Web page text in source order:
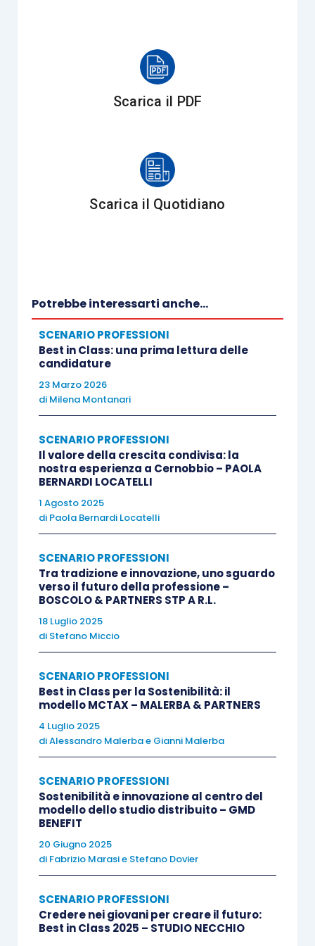
tutti gli strumenti che rendono possibile la
stabilità dell’azienda e, possibilmente, la sua
Uno dei temi centrali dell’evento sarà l’innovazione
tecnologica. La digitalizzazione e l’intelligenza
artificiale stanno ridefinendo i modelli di lavoro
Sin dall’inizio, ANC ha seguito attentamente i
processi di informatizzazione e digitalizzazione in
Italia messi in atto dall’amministrazione
finanziaria, e ha cercato di accompagnare i
colleghi in un percorso di competenza e
Paese e la sua economia. Una tappa
fondamentale è stata quella dell’introduzione
della fatturazione elettronica, una vera e propria
rivoluzione, sicuramente positiva, ma forse anche
un po’ troppo “calata dall’alto”, che a suo tempo
nodi normativi e tecnici da sciogliere. Un
processo indispensabile, ma non debitamente
“governato” dalla nostra Categoria che, in un
certo senso, l’ha subito. Nei primi anni di
attività informativa, di formare i colleghi ed ha
anche avviato una piattaforma di fatturazione a
loro dedicata. Così come, fin dagli albori, ne ha
evidenziato i punti deboli e le criticità, dando un
Ora la sfida dell’IA ci pone nuovamente di fronte
all’esigenza di saperricondurre l’innovazione
entro un perimetro che renda questo strumento
una vera opportunità
del settore e con rappresentanti politici, al fine di
individuarne i limiti tecnici e normativi, così da
Scarica il PDF
Scarica il Quotidiano
Potrebbe interessarti anche...
SCENARIO PROFESSIONI
Best in Class: una prima lettura delle
candidature
23 Marzo 2026
di Milena Montanari
SCENARIO PROFESSIONI
Il valore della crescita condivisa: la
nostra esperienza a Cernobbio – PAOLA
BERNARDI LOCATELLI
1 Agosto 2025
di Paola Bernardi Locatelli
SCENARIO PROFESSIONI
Tra tradizione e innovazione, uno sguardo
verso il futuro della professione –
BOSCOLO & PARTNERS STP A R.L.
18 Luglio 2025
di Stefano Miccio
SCENARIO PROFESSIONI
Best in Class per la Sostenibilità: il
modello MCTAX – MALERBA & PARTNERS
4 Luglio 2025
diAlessandro Malerbae Gianni Malerba
SCENARIO PROFESSIONI
Sostenibilità e innovazione al centro del
modello dello studio distribuito – GMD
BENEFIT
20 Giugno 2025
di Fabrizio Marasie Stefano Dovier
SCENARIO PROFESSIONI
Credere nei giovani per creare il futuro:
Best in Class 2025 – STUDIO NECCHIO